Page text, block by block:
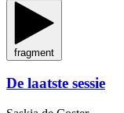
fragment
De laatste sessie